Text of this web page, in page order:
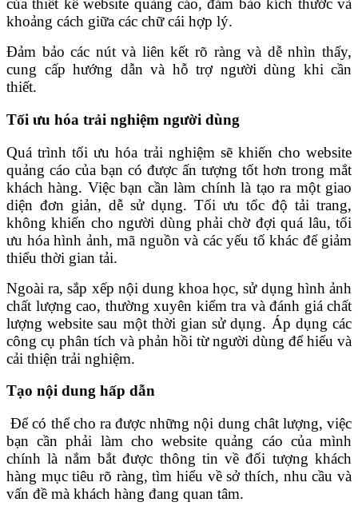
của thiết kế website quảng cáo, đảm bảo kích thước và
khoảng cách giữa các chữ cái hợp lý.
Đảm bảo các nút và liên kết rõ ràng và dễ nhìn thấy,
cung cấp hướng dẫn và hỗ trợ người dùng khi cần
thiết.
Tối ưu hóa trải nghiệm người dùng
Quá trình tối ưu hóa trải nghiệm sẽ khiến cho website
quảng cáo của bạn có được ấn tượng tốt hơn trong mắt
khách hàng. Việc bạn cần làm chính là tạo ra một giao
diện đơn giản, dễ sử dụng. Tối ưu tốc độ tải trang,
không khiến cho người dùng phải chờ đợi quá lâu, tối
ưu hóa hình ảnh, mã nguồn và các yếu tố khác để giảm
thiểu thời gian tải.
Ngoài ra, sắp xếp nội dung khoa học, sử dụng hình ảnh
chất lượng cao, thường xuyên kiểm tra và đánh giá chất
lượng website sau một thời gian sử dụng. Áp dụng các
công cụ phân tích và phản hồi từ người dùng để hiểu và
cải thiện trải nghiệm.
Tạo nội dung hấp dẫn
Để có thể cho ra được những nội dung chât lượng, việc
bạn cần phải làm cho website quảng cáo của mình
chính là nắm bắt được thông tin về đối tượng khách
hàng mục tiêu rõ ràng, tìm hiểu về sở thích, nhu cầu và
vấn đề mà khách hàng đang quan tâm.